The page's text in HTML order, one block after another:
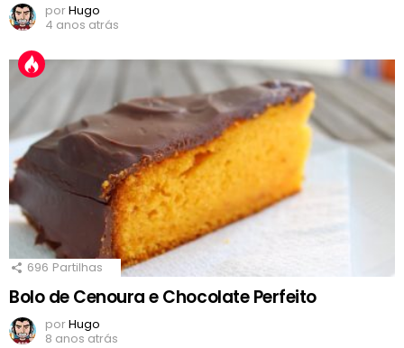
porHugo
4 anos atrás
696 Partilhas
Bolo de Cenoura e Chocolate Perfeito
porHugo
8 anos atrás